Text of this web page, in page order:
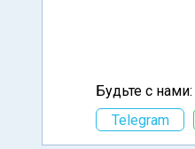
Будьте с нами:
Telegram